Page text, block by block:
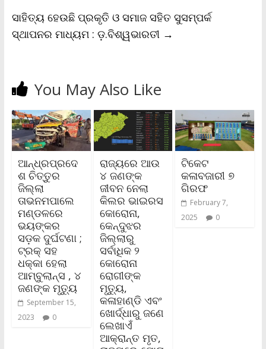
ସାହିତ୍ୟ ହେଉଛି ପ୍ରକୃତି ଓ ସମାଜ ସହିତ ସୁସମ୍ପର୍କ
ସ୍ଥାପନର ମାଧ୍ୟମ : ଡ଼.ବିଶ୍ୱଭାରତୀ →
You May Also Like
ଆନ୍ଧ୍ରପ୍ରଦେ
ଶ ଚିତ୍ତୁର
ଜିଲ୍ଲା
ତାଭନମପାଲେ
ମଣ୍ଡଳରେ
ଭୟଙ୍କର
ସଡ଼କ ଦୁର୍ଘଟଣା ;
ଟ୍ରକ୍‌ ସହ
ଧକ୍କା ହେଲା
ଆମ୍ବୁଲାନ୍ସ , ୪
ଜଣଙ୍କ ମୃତ୍ୟୁ
September 15,
2023
0
ରାଜ୍ୟରେ ଆଉ
୪ ଜଣଙ୍କ
ଜୀବନ ନେଲା
କିଲର ଭାଇରସ
କୋରୋନା,
କେନ୍ଦୁଝର
ଜିଲ୍ଲାରୁ
ସର୍ବାଧିକ ୨
କୋରୋନା
ରୋଗୀଙ୍କ
ମୃତ୍ୟୁ,
କଳାହାଣ୍ଡି ଏବଂ
ଖୋର୍ଦ୍ଧାରୁ ଜଣେ
ଲେଖାଏଁ
ଆକ୍ରାନ୍ତ ମୃତ,
ଟିକେଟ
କଳାବଜାରୀ ୭
ଗିରଫ
February 7,
2025
0